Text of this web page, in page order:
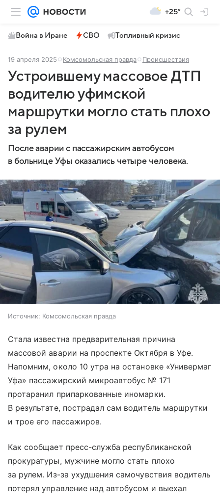
+25°
Война в Иране СВО Топливный кризис
19 апреля 2025 Комсомольская правда Происшествия
Устроившему массовое ДТП
водителю уфимской
маршрутки могло стать плохо
за рулем
После аварии с пассажирским автобусом
в больнице Уфы оказались четыре человека.
Источник: Комсомольская правда
Стала известна предварительная причина
массовой аварии на проспекте Октября в Уфе.
Напомним, около 10 утра на остановке «Универмаг
Уфа» пассажирский микроавтобус № 171
протаранил припаркованные иномарки.
В результате, пострадал сам водитель маршрутки
и трое его пассажиров.
Как сообщает пресс-служба республиканской
прокуратуры, мужчине могло стать плохо
за рулем. Из-за ухудшения самочувствия водитель
потерял управление над автобусом и выехал